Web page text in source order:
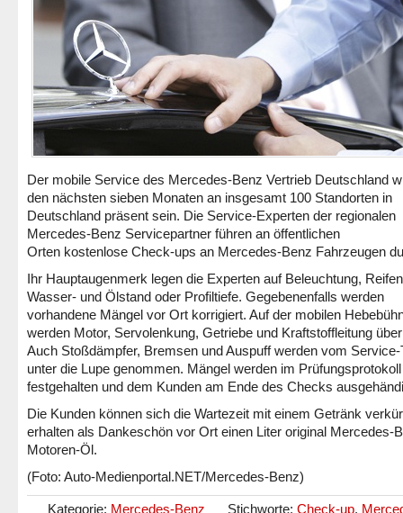
Der mobile Service des Mercedes-Benz Vertrieb Deutschland
den nächsten sieben Monaten an insgesamt 100 Standorten in
Deutschland präsent sein. Die Service-Experten der regionalen
Mercedes-Benz Servicepartner führen an öffentlichen
Orten kostenlose Check-ups an Mercedes-Benz Fahrzeugen
Ihr Hauptaugenmerk legen die Experten auf Beleuchtung,
Wasser- und Ölstand oder Profiltiefe. Gegebenenfalls werden
vorhandene Mängel vor Ort korrigiert. Auf der mobilen
werden Motor, Servolenkung, Getriebe und Kraftstoffleitung
Auch Stoßdämpfer, Bremsen und Auspuff werden vom Service-
unter die Lupe genommen. Mängel werden im Prüfungsprotokoll
festgehalten und dem Kunden am Ende des Checks
Die Kunden können sich die Wartezeit mit einem Getränk
erhalten als Dankeschön vor Ort einen Liter original Mercedes-
Motoren-Öl.
(Foto: Auto-Medienportal.NET/Mercedes-Benz)
Kategorie: Mercedes-Benz Stichworte: Check-up,